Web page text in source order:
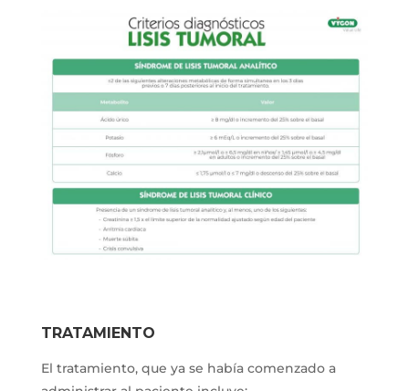
TRATAMIENTO
El tratamiento, que ya se había comenzado a